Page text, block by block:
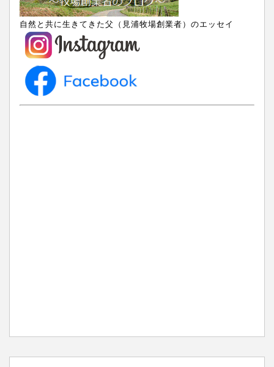
自然と共に生きてきた父（見浦牧場創業者）のエッセイ